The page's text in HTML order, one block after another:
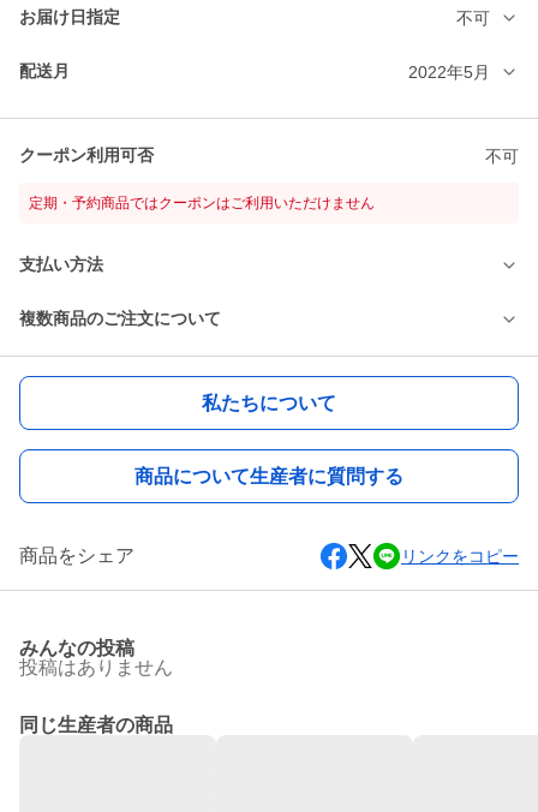
お届け日指定 不可
配送月 2022年5月
クーポン利用可否 不可
定期・予約商品ではクーポンはご利用いただけません
支払い方法
複数商品のご注文について
私たちについて
商品について生産者に質問する
商品をシェア リンクをコピー
みんなの投稿
投稿はありません
同じ生産者の商品